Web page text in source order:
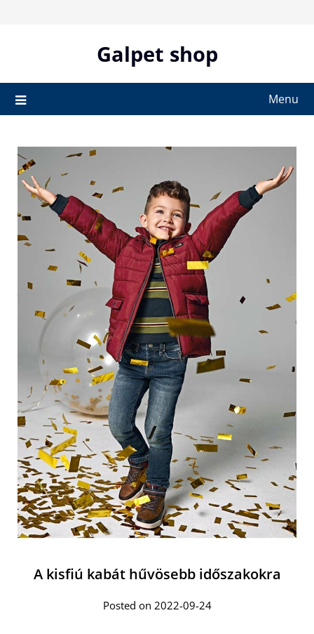
Galpet shop
Menu
A kisfiú kabát hűvösebb időszakokra
Posted on 2022-09-24